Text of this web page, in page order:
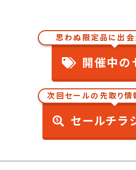
思わぬ限定品に出会
開催中の
次回セールの先取り情
セールチラ